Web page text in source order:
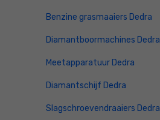
Benzine grasmaaiers Dedra
Diamantboormachines Dedra
Meetapparatuur Dedra
Diamantschijf Dedra
Slagschroevendraaiers Dedra